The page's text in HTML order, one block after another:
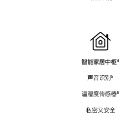
智能家居中枢脚
⁴
声音识别脚
⁵
温湿度传感器脚
⁶
私密又安全